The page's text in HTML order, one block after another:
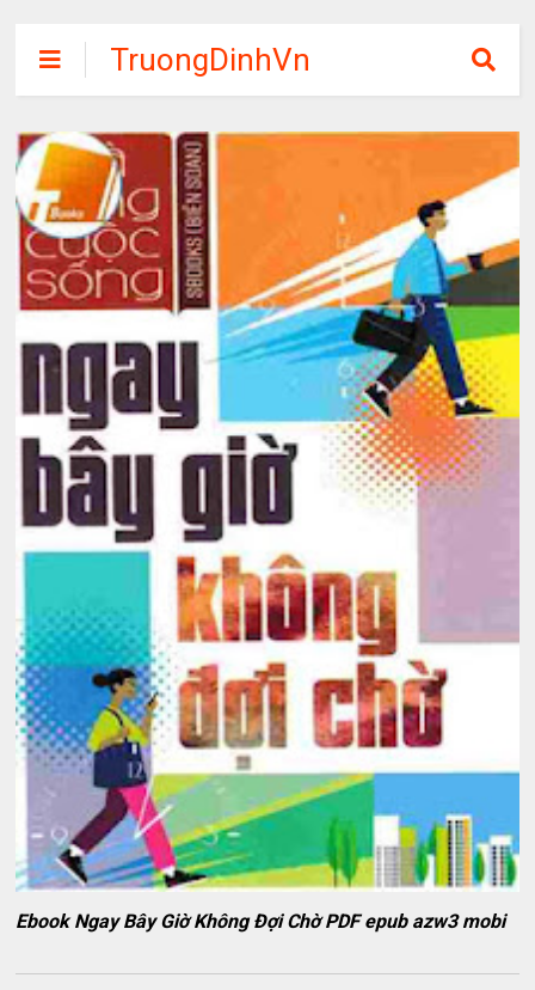
TruongDinhVn
Chia sẽ ebook,
các khóa học,
phần mềm học
tập miễn phí
Ebook Ngay Bây Giờ Không Đợi Chờ PDF epub azw3 mobi